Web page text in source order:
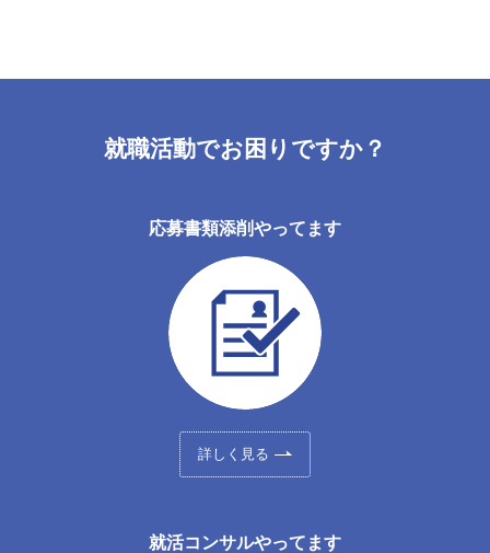
就職活動でお困りですか？
応募書類添削やってます
詳しく見る
就活コンサルやってます